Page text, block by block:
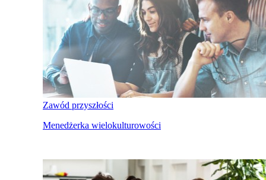
Zawód przyszłości
Menedżerka wielokulturowości